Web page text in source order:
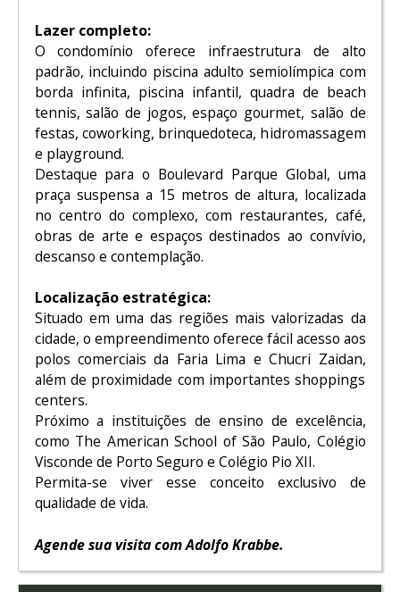
Lazer completo:
O condomínio oferece infraestrutura de alto
padrão, incluindo piscina adulto semiolímpica com
borda infinita, piscina infantil, quadra de beach
tennis, salão de jogos, espaço gourmet, salão de
festas, coworking, brinquedoteca, hidromassagem
e playground.
Destaque para o Boulevard Parque Global, uma
praça suspensa a 15 metros de altura, localizada
no centro do complexo, com restaurantes, café,
obras de arte e espaços destinados ao convívio,
descanso e contemplação.
Localização estratégica:
Situado em uma das regiões mais valorizadas da
cidade, o empreendimento oferece fácil acesso aos
polos comerciais da Faria Lima e Chucri Zaidan,
além de proximidade com importantes shoppings
centers.
Próximo a instituições de ensino de excelência,
como The American School of São Paulo, Colégio
Visconde de Porto Seguro e Colégio Pio XII.
Permita-se viver esse conceito exclusivo de
qualidade de vida.
Agende sua visita com Adolfo Krabbe.